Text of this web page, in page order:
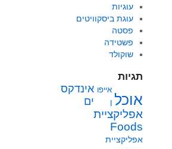
עוגיות
עוגת ביסקוויטים
פסטה
פשטידה
שוקולד
תגיות
אוכל
אייפו
ן
אינדקס
ים
אפליקציית
Foods
אפליקציית